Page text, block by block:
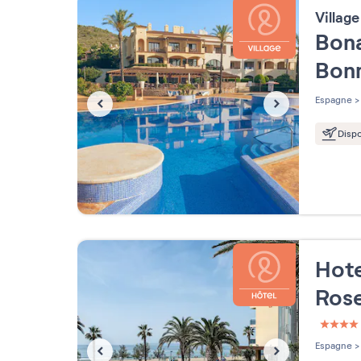
Village
Espagne >
4
Espagne >